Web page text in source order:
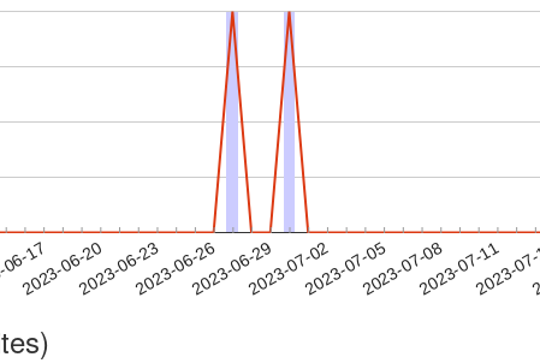
17
2023-06-202023-06-232023-06-262023-06-292023-07-022023-07-052023-07-082023-07-11
2023-